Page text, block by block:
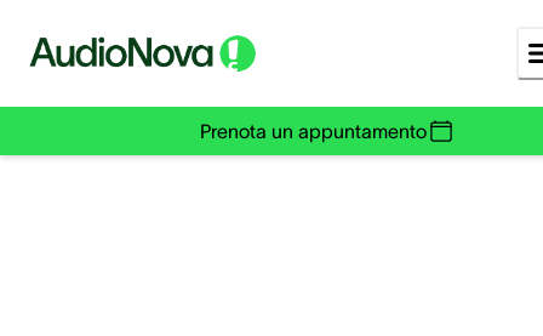
Prenota un appuntamento